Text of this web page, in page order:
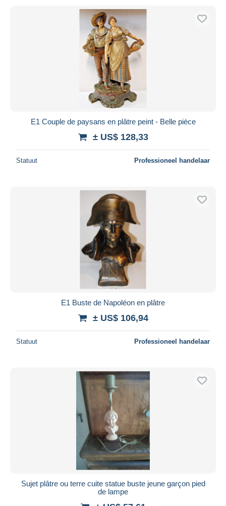
E1 Couple de paysans en plâtre peint - Belle pièce
± US$ 128,33
Statuut Professioneel handelaar
E1 Buste de Napoléon en plâtre
± US$ 106,94
Statuut Professioneel handelaar
Sujet plâtre ou terre cuite statue buste jeune garçon pied
de lampe